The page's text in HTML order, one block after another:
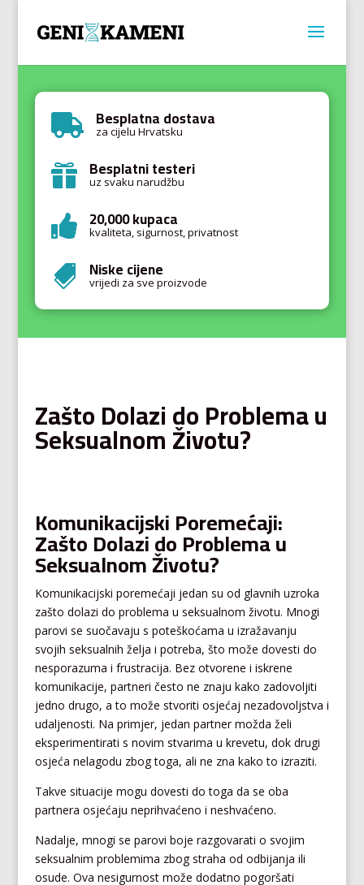
 Besplatna dostava
za cijelu Hrvatsku
 Besplatni testeri
uz svaku narudžbu
 20,000 kupaca
kvaliteta, sigurnost, privatnost
 Niske cijene
vrijedi za sve proizvode
Zašto Dolazi do Problema u
Seksualnom Životu?
Komunikacijski Poremećaji:
Zašto Dolazi do Problema u
Seksualnom Životu?
Komunikacijski poremećaji jedan su od glavnih uzroka
zašto dolazi do problema u seksualnom životu. Mnogi
parovi se suočavaju s poteškoćama u izražavanju
svojih seksualnih želja i potreba, što može dovesti do
nesporazuma i frustracija. Bez otvorene i iskrene
komunikacije, partneri često ne znaju kako zadovoljiti
jedno drugo, a to može stvoriti osjećaj nezadovoljstva i
udaljenosti. Na primjer, jedan partner možda želi
eksperimentirati s novim stvarima u krevetu, dok drugi
osjeća nelagodu zbog toga, ali ne zna kako to izraziti.
Takve situacije mogu dovesti do toga da se oba
partnera osjećaju neprihvaćeno i neshvaćeno.
Nadalje, mnogi se parovi boje razgovarati o svojim
seksualnim problemima zbog straha od odbijanja ili
osude. Ova nesigurnost može dodatno pogoršati